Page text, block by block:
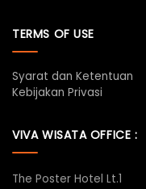
TERMS OF USE
Syarat dan Ketentuan
Kebijakan Privasi
VIVA WISATA OFFICE :
The Poster Hotel Lt.1